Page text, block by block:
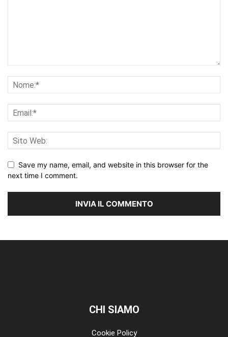
Save my name, email, and website in this browser for the
next time I comment.
CHI SIAMO
Cookie Policy